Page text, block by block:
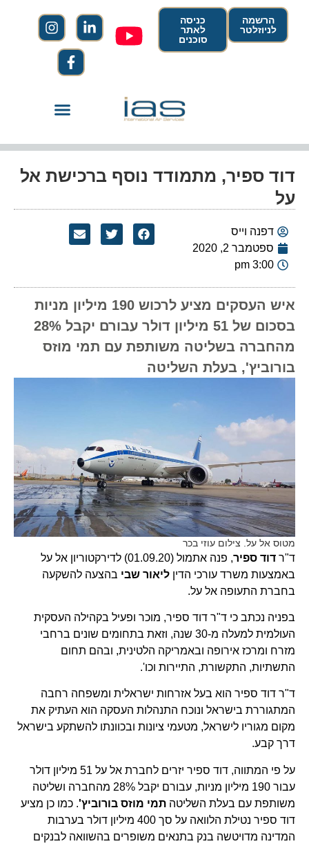
הרשמה
לניוזלטר
כניסה
לאתר
סוכנים
דוד ספיר, מתמודד נוסף ברכישת אל
על
דפנה וייס
ספטמבר 2, 2020
3:00 pm
איש העסקים מציע לרכוש 190 מיליון מניות
בסכום של 51 מיליון דולר עבורם יקבל 28%
מהחברה בשליטה משותפת עם תמי מוזס
בורוביץ', בעלת השליטה
מטוס אל על. צילום עוזי בכר
ד"ר דוד ספיר
, פנה אתמול (01.09.20) לדירקטוריון אל על
באמצעות משרד עורכי הדין ליאור שבי בהצעה להשקעה
בחברת התעופה אל על.
בפניה נכתב כי ד"ר דוד ספיר, מוכר ופעיל בקהילה העסקית
העולמית למעלה מ-30 שנה, וזאת בתחומים שונים ברחבי
מזרח ומרכז אירופה ובאמריקה הלטינית, ובהם תחום
התשתיות, התקשורת, התיירות וכו'.
ד"ר דוד ספיר הוא בעל אזרחות ישראלית ומשפחה רחבה
המתגוררת בישראל ונוכח התנהלות העסקה הוא העתיק את
מקום מגוריו לישראל, מטעמי ציונות ובכוונתו להשתקע בישראל
דרך קבע.
על פי המתווה, דוד ספיר יזרים לחברת אל על 51 מיליון דולר
עבור 190 מיליון מניות, עבורם יקבל 28% מהחברה ושליטה
משותפת עם בעלת השליטה תמי מוזס בורוביץ'. כמו כן מציע
דוד ספיר נטילת הלוואה על סך 400 מיליון דולר בערבות
המדינה מדויטשה בנק בתנאים משופרים בהשוואה לבנקים